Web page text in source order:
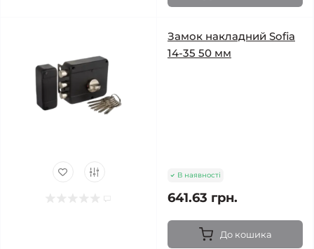
Замок накладний Sofia
14-35 50 мм
В наявності
641.63 грн.
До кошика